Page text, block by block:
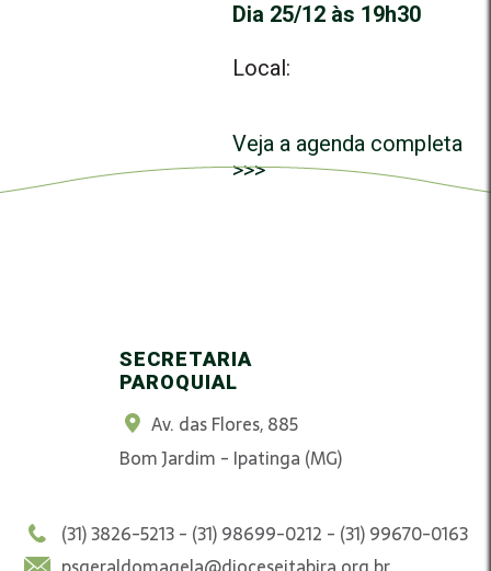
Dia 25/12 às 19h30
Local:
Veja a agenda completa
>>>
SECRETARIA
PAROQUIAL
Av. das Flores, 885
Bom Jardim - Ipatinga (MG)
(31) 3826-5213 - (31) 98699-0212 - (31) 99670-0163